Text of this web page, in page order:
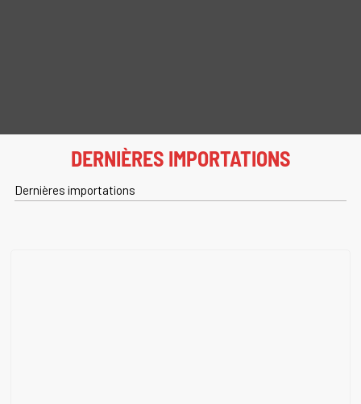
DERNIÈRES IMPORTATIONS
Dernières importations